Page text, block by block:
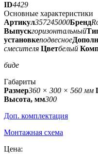
ID4429
Основные характеристики
Артикул357245000Бренд
Выпускгоризонтальный
установкеподвесное
смесителя Цветбелый
биде
Габариты
Размер360 × 300 × 560 мм
Высота, мм300
Доп. комплектация
Монтажная схема
Цена: